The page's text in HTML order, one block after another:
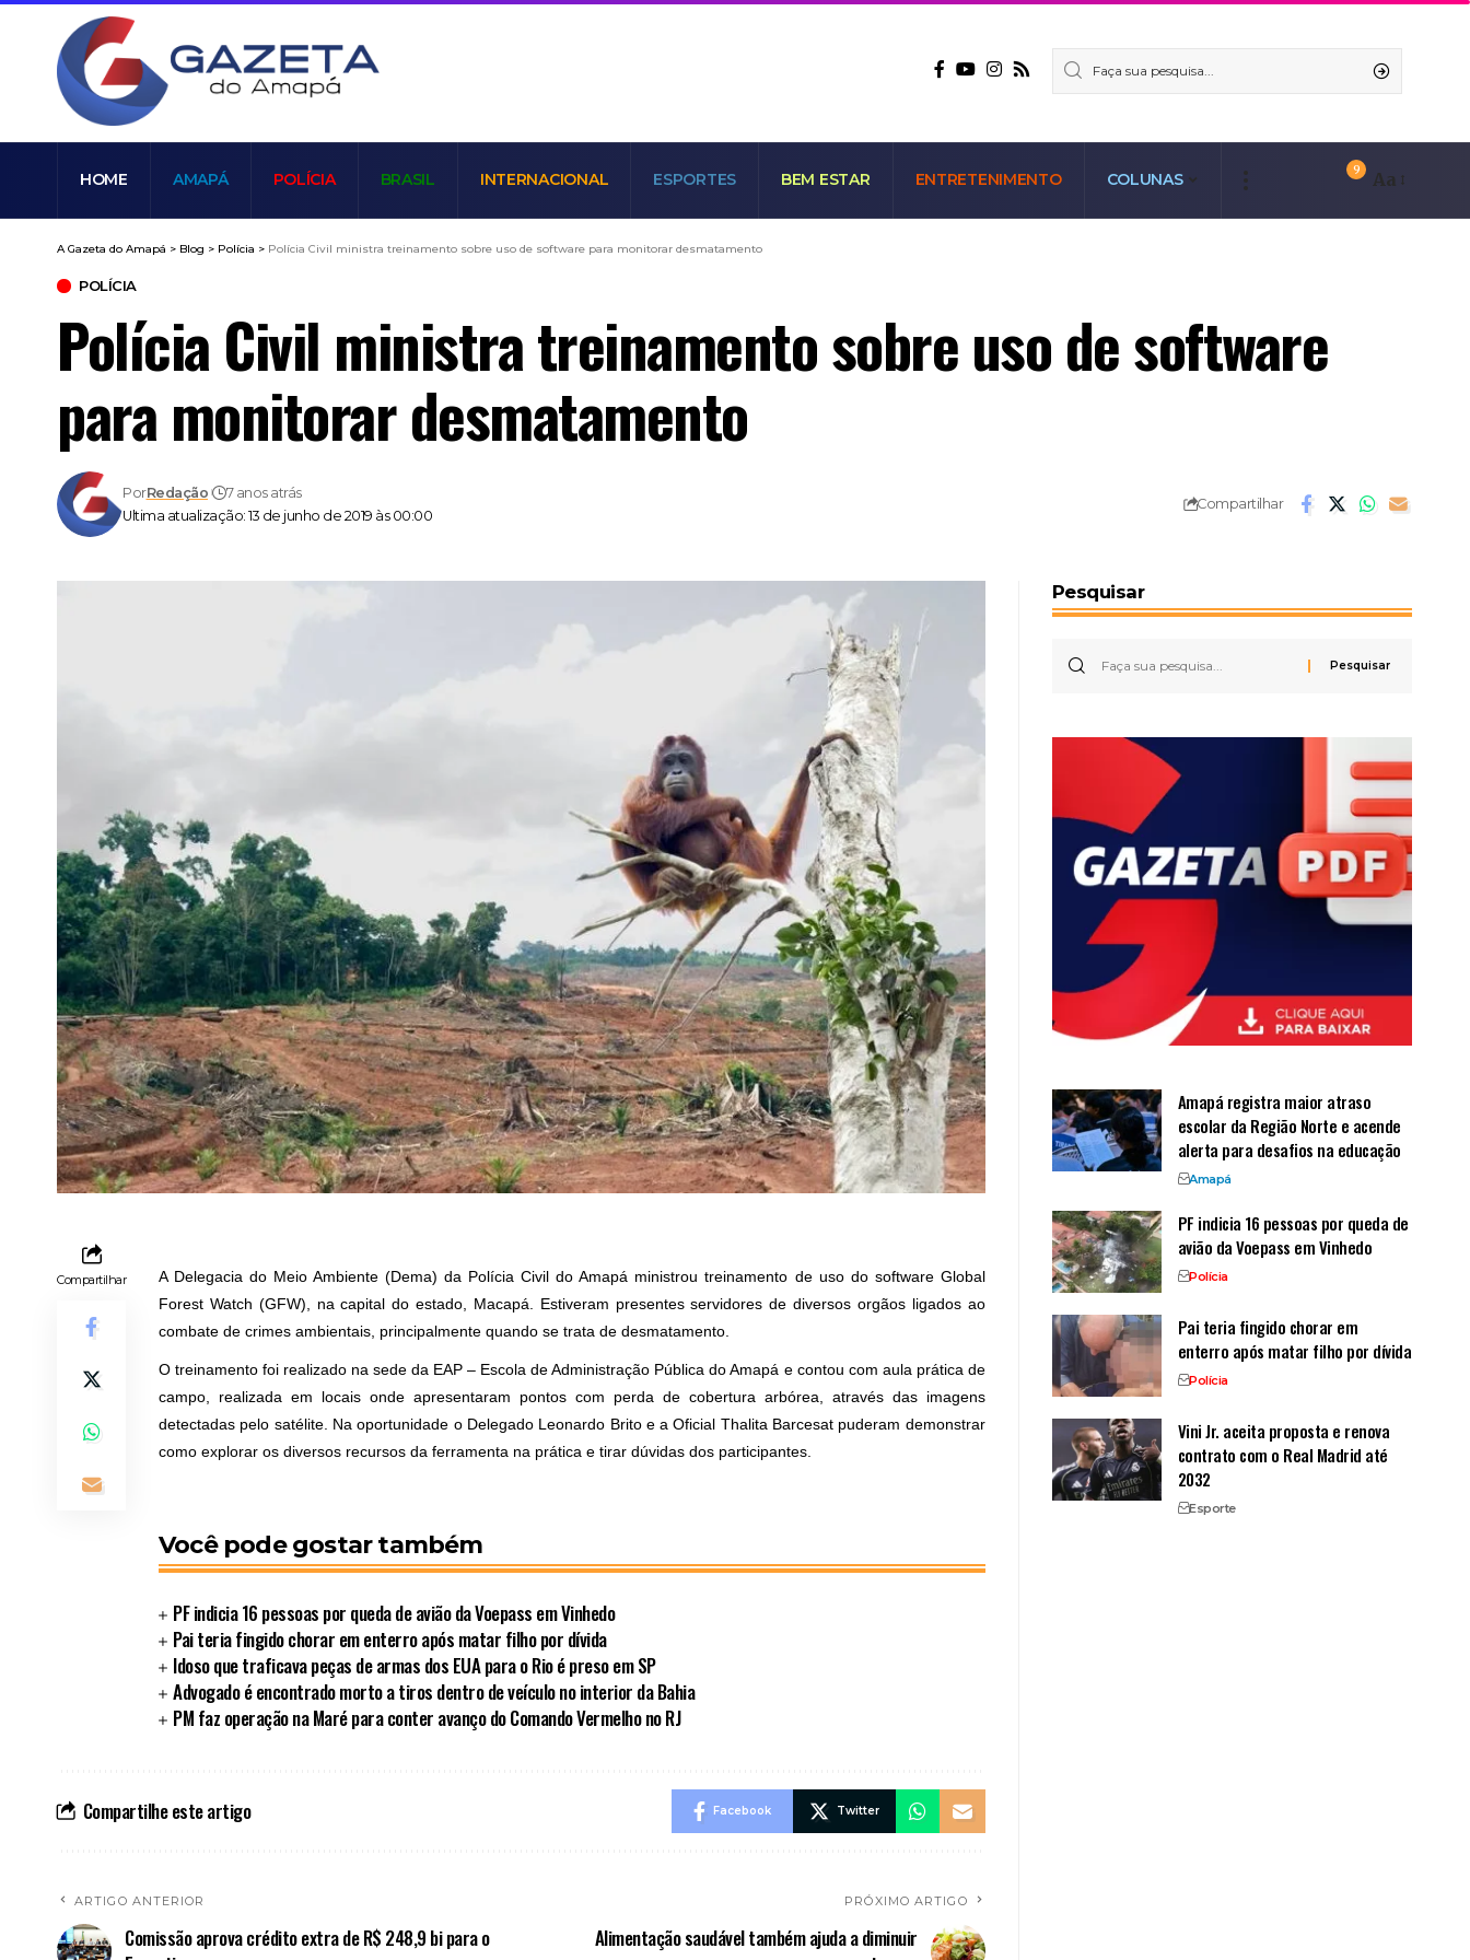
HOME AMAPÁ POLÍCIA BRASIL INTERNACIONAL ESPORTES BEM ESTAR ENTRETENIMENTO COLUNAS
9 Aa
A Gazeta do Amapá > Blog > Polícia > Polícia Civil ministra treinamento sobre uso de software para monitorar desmatamento
POLÍCIA
Polícia Civil ministra treinamento sobre uso de software
para monitorar desmatamento
Ultima atualização: 13 de junho de 2019 às 00:00
PorRedação 7 anos atrás
Compartilhar
Compartilhar
A Delegacia do Meio Ambiente (Dema) da Polícia Civil do Amapá ministrou treinamento de uso do software Global
Forest Watch (GFW), na capital do estado, Macapá. Estiveram presentes servidores de diversos orgãos ligados ao
combate de crimes ambientais, principalmente quando se trata de desmatamento.
O treinamento foi realizado na sede da EAP – Escola de Administração Pública do Amapá e contou com aula prática de
campo, realizada em locais onde apresentaram pontos com perda de cobertura arbórea, através das imagens
detectadas pelo satélite. Na oportunidade o Delegado Leonardo Brito e a Oficial Thalita Barcesat puderam demonstrar
como explorar os diversos recursos da ferramenta na prática e tirar dúvidas dos participantes.
Você pode gostar também
PF indicia 16 pessoas por queda de avião da Voepass em Vinhedo
Pai teria fingido chorar em enterro após matar filho por dívida
Idoso que traficava peças de armas dos EUA para o Rio é preso em SP
Advogado é encontrado morto a tiros dentro de veículo no interior da Bahia
PM faz operação na Maré para conter avanço do Comando Vermelho no RJ
Compartilhe este artigo Facebook Twitter
ARTIGO ANTERIOR
Comissão aprova crédito extra de R$ 248,9 bi para o
PRÓXIMO ARTIGO
Alimentação saudável também ajuda a diminuir
Pesquisar
Amapá registra maior atraso
escolar da Região Norte e acende
alerta para desafios na educação
Amapá
PF indicia 16 pessoas por queda de
avião da Voepass em Vinhedo
Polícia
Pai teria fingido chorar em
enterro após matar filho por dívida
Polícia
Vini Jr. aceita proposta e renova
contrato com o Real Madrid até
2032
Esporte